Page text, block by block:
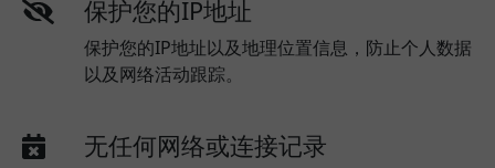
保护您的IP地址
保护您的IP地址以及地理位置信息，防止个人数据
以及网络活动跟踪。
无任何网络或连接记录